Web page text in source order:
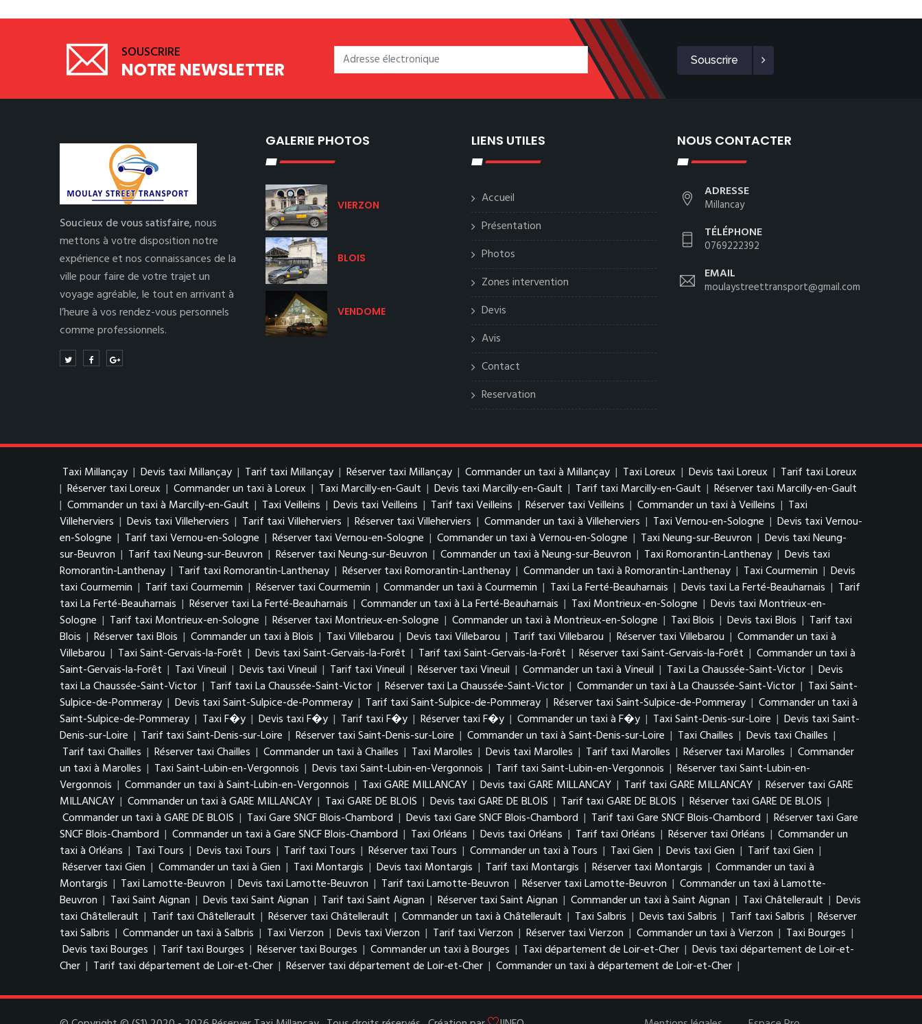
SOUSCRIRE
NOTRE NEWSLETTER Souscrire
Soucieux de vous satisfaire,nous
mettons à votre disposition notre
expérience et nos connaissances de la
ville pour faire de votre trajet un
voyage agréable, le tout en arrivant à
l’heure à vos rendez-vous personnels
comme professionnels.
GALERIE PHOTOS
VIERZON
BLOIS
VENDOME
LIENS UTILES
Accueil
Présentation
Photos
Zones intervention
Devis
Avis
Contact
Reservation
NOUS CONTACTER
ADRESSE
Millancay
TÉLÉPHONE
0769222392
EMAIL
moulaystreettransport@gmail.com
Taxi Millançay | Devis taxi Millançay | Tarif taxi Millançay | Réserver taxi Millançay | Commander un taxi à Millançay | Taxi Loreux | Devis taxi Loreux | Tarif taxi Loreux
| Réserver taxi Loreux | Commander un taxi à Loreux | Taxi Marcilly-en-Gault | Devis taxi Marcilly-en-Gault | Tarif taxi Marcilly-en-Gault | Réserver taxi Marcilly-en-Gault
| Commander un taxi à Marcilly-en-Gault | Taxi Veilleins | Devis taxi Veilleins | Tarif taxi Veilleins | Réserver taxi Veilleins | Commander un taxi à Veilleins | Taxi
Villeherviers | Devis taxi Villeherviers | Tarif taxi Villeherviers | Réserver taxi Villeherviers | Commander un taxi à Villeherviers | Taxi Vernou-en-Sologne | Devis taxi Vernou-
en-Sologne | Tarif taxi Vernou-en-Sologne | Réserver taxi Vernou-en-Sologne | Commander un taxi à Vernou-en-Sologne | Taxi Neung-sur-Beuvron | Devis taxi Neung-
sur-Beuvron | Tarif taxi Neung-sur-Beuvron | Réserver taxi Neung-sur-Beuvron | Commander un taxi à Neung-sur-Beuvron | Taxi Romorantin-Lanthenay | Devis taxi
Romorantin-Lanthenay | Tarif taxi Romorantin-Lanthenay | Réserver taxi Romorantin-Lanthenay | Commander un taxi à Romorantin-Lanthenay | Taxi Courmemin | Devis
taxi Courmemin | Tarif taxi Courmemin | Réserver taxi Courmemin | Commander un taxi à Courmemin | Taxi La Ferté-Beauharnais | Devis taxi La Ferté-Beauharnais | Tarif
taxi La Ferté-Beauharnais | Réserver taxi La Ferté-Beauharnais | Commander un taxi à La Ferté-Beauharnais | Taxi Montrieux-en-Sologne | Devis taxi Montrieux-en-
Sologne | Tarif taxi Montrieux-en-Sologne | Réserver taxi Montrieux-en-Sologne | Commander un taxi à Montrieux-en-Sologne | Taxi Blois | Devis taxi Blois | Tarif taxi
Blois | Réserver taxi Blois | Commander un taxi à Blois | Taxi Villebarou | Devis taxi Villebarou | Tarif taxi Villebarou | Réserver taxi Villebarou | Commander un taxi à
Villebarou | Taxi Saint-Gervais-la-Forêt | Devis taxi Saint-Gervais-la-Forêt | Tarif taxi Saint-Gervais-la-Forêt | Réserver taxi Saint-Gervais-la-Forêt | Commander un taxi à
Saint-Gervais-la-Forêt | Taxi Vineuil | Devis taxi Vineuil | Tarif taxi Vineuil | Réserver taxi Vineuil | Commander un taxi à Vineuil | Taxi La Chaussée-Saint-Victor | Devis
taxi La Chaussée-Saint-Victor | Tarif taxi La Chaussée-Saint-Victor | Réserver taxi La Chaussée-Saint-Victor | Commander un taxi à La Chaussée-Saint-Victor | Taxi Saint-
Sulpice-de-Pommeray | Devis taxi Saint-Sulpice-de-Pommeray | Tarif taxi Saint-Sulpice-de-Pommeray | Réserver taxi Saint-Sulpice-de-Pommeray | Commander un taxi à
Saint-Sulpice-de-Pommeray | Taxi F�y | Devis taxi F�y | Tarif taxi F�y | Réserver taxi F�y | Commander un taxi à F�y | Taxi Saint-Denis-sur-Loire | Devis taxi Saint-
Denis-sur-Loire | Tarif taxi Saint-Denis-sur-Loire | Réserver taxi Saint-Denis-sur-Loire | Commander un taxi à Saint-Denis-sur-Loire | Taxi Chailles | Devis taxi Chailles |
Tarif taxi Chailles | Réserver taxi Chailles | Commander un taxi à Chailles | Taxi Marolles | Devis taxi Marolles | Tarif taxi Marolles | Réserver taxi Marolles | Commander
un taxi à Marolles | Taxi Saint-Lubin-en-Vergonnois | Devis taxi Saint-Lubin-en-Vergonnois | Tarif taxi Saint-Lubin-en-Vergonnois | Réserver taxi Saint-Lubin-en-
Vergonnois | Commander un taxi à Saint-Lubin-en-Vergonnois | Taxi GARE MILLANCAY | Devis taxi GARE MILLANCAY | Tarif taxi GARE MILLANCAY | Réserver taxi GARE
MILLANCAY | Commander un taxi à GARE MILLANCAY | Taxi GARE DE BLOIS | Devis taxi GARE DE BLOIS | Tarif taxi GARE DE BLOIS | Réserver taxi GARE DE BLOIS |
Commander un taxi à GARE DE BLOIS | Taxi Gare SNCF Blois-Chambord | Devis taxi Gare SNCF Blois-Chambord | Tarif taxi Gare SNCF Blois-Chambord | Réserver taxi Gare
SNCF Blois-Chambord | Commander un taxi à Gare SNCF Blois-Chambord | Taxi Orléans | Devis taxi Orléans | Tarif taxi Orléans | Réserver taxi Orléans | Commander un
taxi à Orléans | Taxi Tours | Devis taxi Tours | Tarif taxi Tours | Réserver taxi Tours | Commander un taxi à Tours | Taxi Gien | Devis taxi Gien | Tarif taxi Gien |
Réserver taxi Gien | Commander un taxi à Gien | Taxi Montargis | Devis taxi Montargis | Tarif taxi Montargis | Réserver taxi Montargis | Commander un taxi à
Montargis | Taxi Lamotte-Beuvron | Devis taxi Lamotte-Beuvron | Tarif taxi Lamotte-Beuvron | Réserver taxi Lamotte-Beuvron | Commander un taxi à Lamotte-
Beuvron | Taxi Saint Aignan | Devis taxi Saint Aignan | Tarif taxi Saint Aignan | Réserver taxi Saint Aignan | Commander un taxi à Saint Aignan | Taxi Châtellerault | Devis
taxi Châtellerault | Tarif taxi Châtellerault | Réserver taxi Châtellerault | Commander un taxi à Châtellerault | Taxi Salbris | Devis taxi Salbris | Tarif taxi Salbris | Réserver
taxi Salbris | Commander un taxi à Salbris | Taxi Vierzon | Devis taxi Vierzon | Tarif taxi Vierzon | Réserver taxi Vierzon | Commander un taxi à Vierzon | Taxi Bourges |
Devis taxi Bourges | Tarif taxi Bourges | Réserver taxi Bourges | Commander un taxi à Bourges | Taxi département de Loir-et-Cher | Devis taxi département de Loir-et-
Cher | Tarif taxi département de Loir-et-Cher | Réserver taxi département de Loir-et-Cher | Commander un taxi à département de Loir-et-Cher |